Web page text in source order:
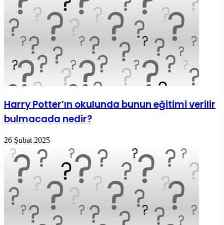
Harry Potter’ın okulunda bunun eğitimi verilir
bulmacada nedir?
26 Şubat 2025